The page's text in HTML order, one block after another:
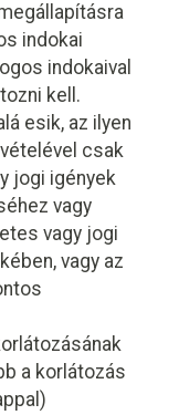
indokai
indokaival
kell.
esik, az ilyen
csak
jogi igények
vagy
vagy jogi
vagy az
a korlátozás